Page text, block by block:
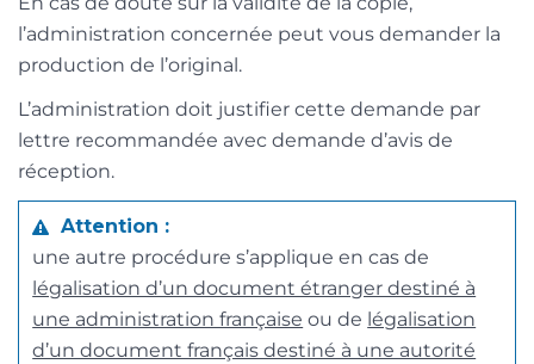
l’administration concernée peut vous demander la
production de l’original.
L’administration doit justifier cette demande par
lettre recommandée avec demande d’avis de
réception.
Attention :
une autre procédure s’applique en cas de
légalisation d’un document étranger destiné à
une administration française ou de légalisation
d’un document français destiné à une autorité